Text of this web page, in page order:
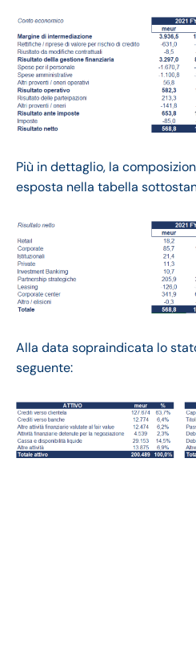
Più in dettaglio, la
esposta nella tabella
Alla data sopraindicata lo
seguente: